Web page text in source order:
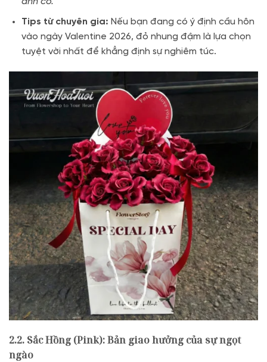
Tips từ chuyên gia: Nếu bạn đang có ý định cầu hôn
vào ngày Valentine 2026, đỏ nhung đậm là lựa chọn
tuyệt vời nhất để khẳng định sự nghiêm túc.
2.2. Sắc Hồng (Pink): Bản giao hưởng của sự ngọt
ngào